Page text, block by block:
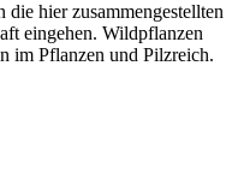
hier zusammengestellten
eingehen. Wildpflanzen
im Pflanzen und Pilzreich.